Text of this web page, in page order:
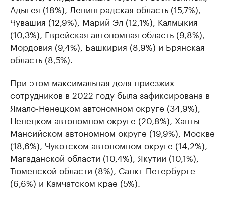
Адыгея (18%), Ленинградская область (15,7%),
Чувашия (12,9%), Марий Эл (12,1%), Калмыкия
(10,3%), Еврейская автономная область (9,8%),
Мордовия (9,4%), Башкирия (8,9%) и Брянская
область (8,5%).
При этом максимальная доля приезжих
сотрудников в 2022 году была зафиксирована в
Ямало-Ненецком автономном округе (34,9%),
Ненецком автономном округе (20,8%), Ханты-
Мансийском автономном округе (19,9%), Москве
(18,6%), Чукотском автономном округе (14,2%),
Магаданской области (10,4%), Якутии (10,1%),
Тюменской области (8%), Санкт-Петербурге
(6,6%) и Камчатском крае (5%).